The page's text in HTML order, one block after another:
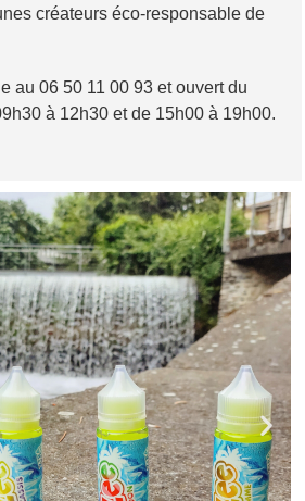
créateurs éco-responsable de
au 06 50 11 00 93 et ouvert du
à 12h30 et de 15h00 à 19h00.